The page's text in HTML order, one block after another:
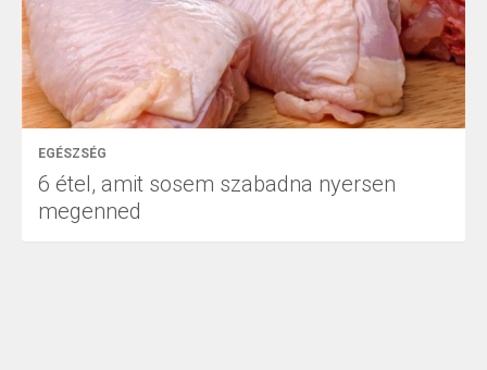
EGÉSZSÉG
6 étel, amit sosem szabadna nyersen
megenned